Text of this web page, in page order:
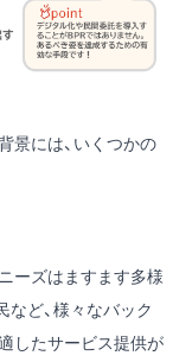
景には、いくつかの
ーズはますます多様
など、様々なバック
したサービス提供が